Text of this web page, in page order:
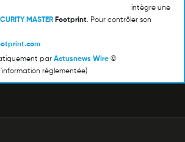
intègre une
MASTER Footprint. Pour contrôler son
par Actusnews Wire ©
réglementée)